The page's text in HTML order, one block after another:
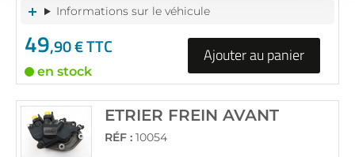
Informations sur le véhicule
49,90 € TTC
en stock
Ajouter au panier
ETRIER FREIN AVANT
RÉF : 10054